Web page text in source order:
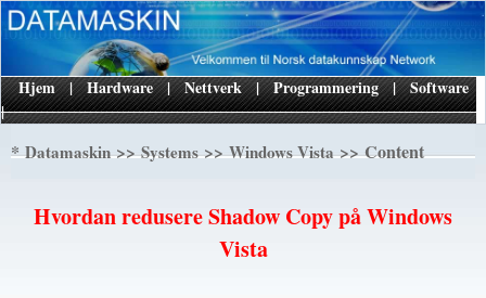
|
Hjem | Hardware | Nettverk | Programmering | Software
*Datamaskin>>Systems>>Windows Vista>> Content
Hvordan redusere Shadow Copy på Windows
Vista